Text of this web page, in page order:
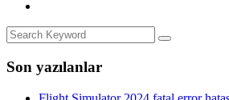
Son yazılanlar